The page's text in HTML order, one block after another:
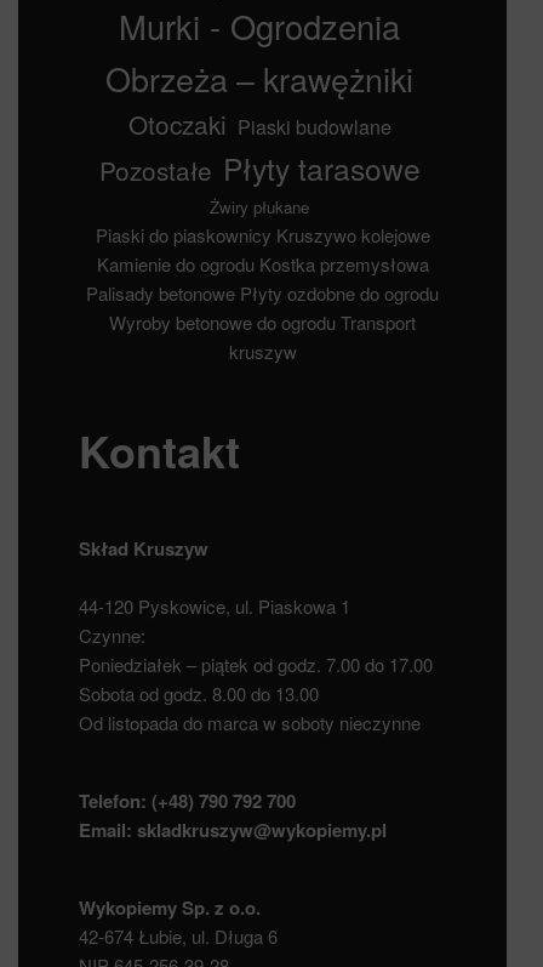
Murki - Ogrodzenia
Obrzeża – krawężniki
Otoczaki Piaski budowlane
Pozostałe Płyty tarasowe
Żwiry płukane
Piaski do piaskownicy Kruszywo kolejowe
Kamienie do ogrodu Kostka przemysłowa
Palisady betonowe Płyty ozdobne do ogrodu
Wyroby betonowe do ogrodu Transport
kruszyw
Kontakt
Skład Kruszyw
44-120 Pyskowice, ul. Piaskowa 1
Czynne:
Poniedziałek – piątek od godz. 7.00 do 17.00
Sobota od godz. 8.00 do 13.00
Od listopada do marca w soboty nieczynne
Telefon: (+48) 790 792 700
Email: skladkruszyw@wykopiemy.pl
Wykopiemy Sp. z o.o.
42-674 Łubie, ul. Długa 6